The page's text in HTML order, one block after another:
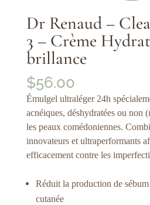
Dr Renaud –
3 – Crème
brillance
$56.00
Émulgel ultraléger 24h
acnéiques, déshydratées ou non
les peaux comédoniennes.
innovateurs et ultraperformants
efficacement contre les
Réduit la production de
cutanée